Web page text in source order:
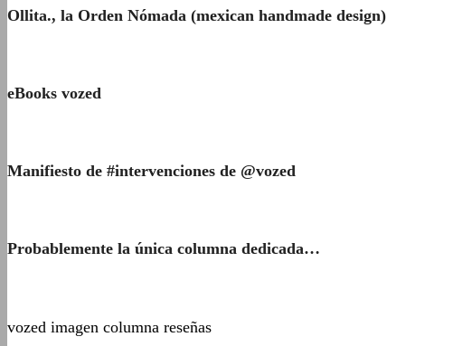
Ollita., la Orden Nómada (mexican handmade design)
eBooks vozed
Manifiesto de #intervenciones de @vozed
Probablemente la única columna dedicada…
vozed imagen columna reseñas